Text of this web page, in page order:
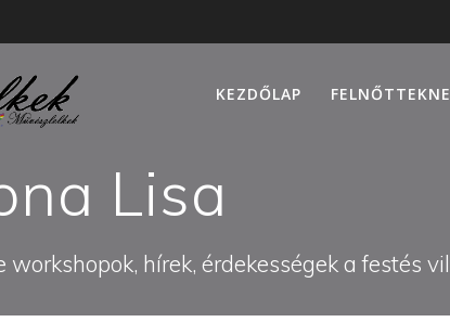
KEZDŐLAP
Lisa
hírek, érdekességek a festés